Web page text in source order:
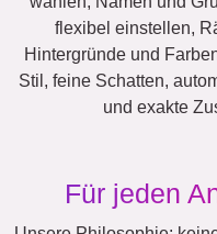
Klassisch